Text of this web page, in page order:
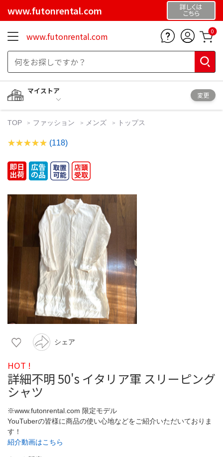
www.futonrental.com 詳しくは
こちら
www.futonrental.com 0
マイストア
変更
TOP ファッション メンズ トップス
(118)
シェア
HOT !
詳細不明 50's イタリア軍 スリーピング
シャツ
※www.futonrental.com 限定モデル
YouTuberの皆様に商品の使い心地などをご紹介いただいておりま
す！
紹介動画はこちら